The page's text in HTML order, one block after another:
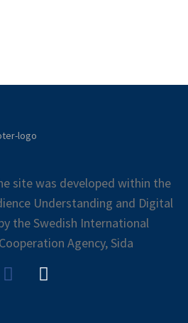
site was developed within the
Understanding and Digital
the Swedish International
Agency, Sida